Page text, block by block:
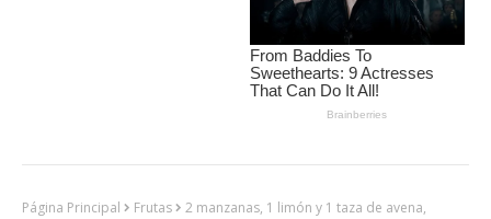
Página Principal Frutas
2 manzanas, 1 limón y 1 taza de avena,